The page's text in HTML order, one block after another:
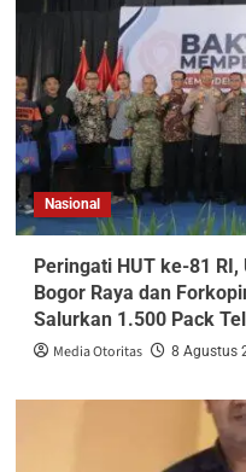
Nasional
Peringati HUT ke-81
Bogor Raya dan
Salurkan 1.500 Pack
Media Otoritas 8 Agustus